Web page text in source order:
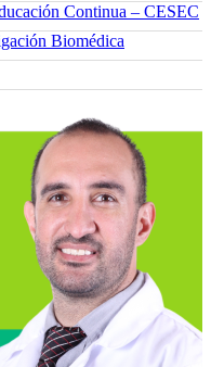
Continua – CESEC
Biomédica